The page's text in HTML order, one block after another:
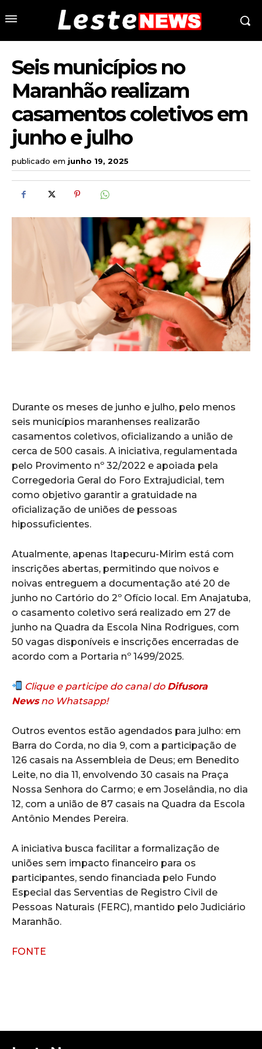
Seis municípios no
Maranhão realizam
casamentos coletivos em
junho e julho
publicado em junho 19, 2025
Durante os meses de junho e julho, pelo menos
seis municípios maranhenses realizarão
casamentos coletivos, oficializando a união de
cerca de 500 casais. A iniciativa, regulamentada
pelo Provimento nº 32/2022 e apoiada pela
Corregedoria Geral do Foro Extrajudicial, tem
como objetivo garantir a gratuidade na
oficialização de uniões de pessoas
hipossuficientes.
Atualmente, apenas Itapecuru-Mirim está com
inscrições abertas, permitindo que noivos e
noivas entreguem a documentação até 20 de
junho no Cartório do 2º Ofício local. Em Anajatuba,
o casamento coletivo será realizado em 27 de
junho na Quadra da Escola Nina Rodrigues, com
50 vagas disponíveis e inscrições encerradas de
acordo com a Portaria nº 1499/2025.
Clique e participe do canal do Difusora
Newsno Whatsapp!
Outros eventos estão agendados para julho: em
Barra do Corda, no dia 9, com a participação de
126 casais na Assembleia de Deus; em Benedito
Leite, no dia 11, envolvendo 30 casais na Praça
Nossa Senhora do Carmo; e em Joselândia, no dia
12, com a união de 87 casais na Quadra da Escola
Antônio Mendes Pereira.
A iniciativa busca facilitar a formalização de
uniões sem impacto financeiro para os
participantes, sendo financiada pelo Fundo
Especial das Serventias de Registro Civil de
Pessoas Naturais (FERC), mantido pelo Judiciário
Maranhão.
FONTE